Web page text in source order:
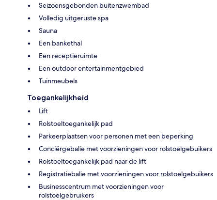
Seizoensgebonden buitenzwembad
Volledig uitgeruste spa
Sauna
Een bankethal
Een receptieruimte
Een outdoor entertainmentgebied
Tuinmeubels
Toegankelijkheid
Lift
Rolstoeltoegankelijk pad
Parkeerplaatsen voor personen met een beperking
Conciërgebalie met voorzieningen voor rolstoelgebuikers
Rolstoeltoegankelijk pad naar de lift
Registratiebalie met voorzieningen voor rolstoelgebuikers
Businesscentrum met voorzieningen voor
rolstoelgebruikers